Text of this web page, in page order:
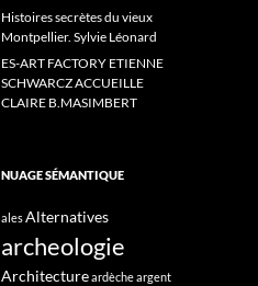
Histoires secrètes du vieux
Montpellier. Sylvie Léonard
ES-ART FACTORY ETIENNE
SCHWARCZ ACCUEILLE
CLAIRE B.MASIMBERT
NUAGE SÉMANTIQUE
alesAlternatives
archeologie
Architectureardècheargent